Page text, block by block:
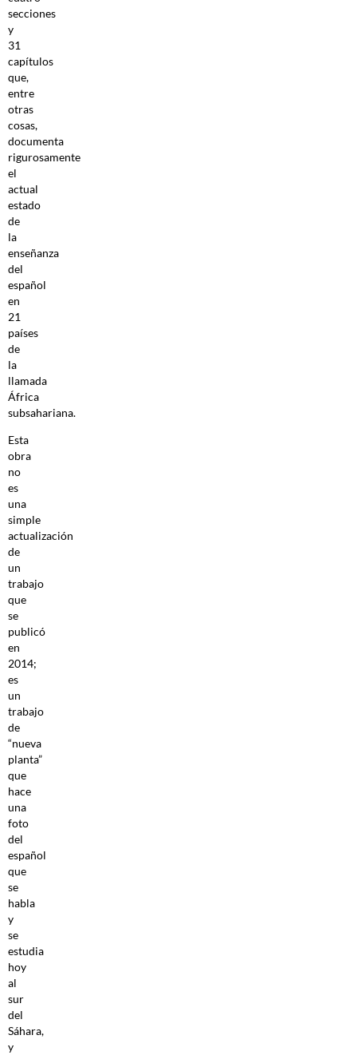
secciones
y
31
capítulos
que,
entre
otras
cosas,
documenta
rigurosamente
el
actual
estado
de
la
enseñanza
del
español
en
21
países
de
la
llamada
África
subsahariana.
Esta
obra
no
es
una
simple
actualización
de
un
trabajo
que
se
publicó
en
2014;
es
un
trabajo
de
“nueva
planta”
que
hace
una
foto
del
español
que
se
habla
y
se
estudia
hoy
al
sur
del
Sáhara,
y